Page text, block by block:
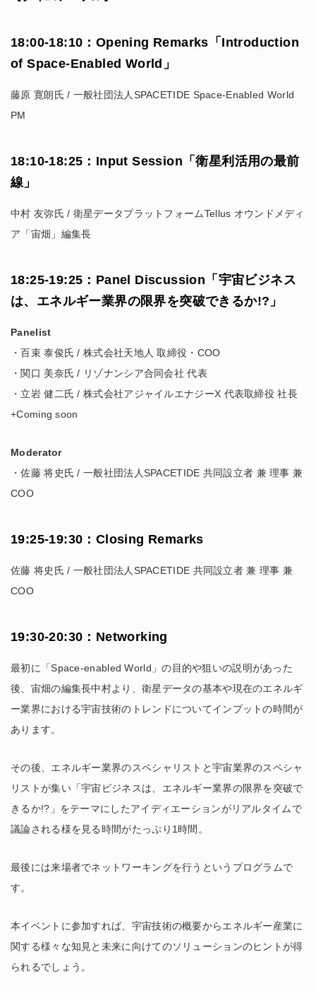
18:00-18:10：Opening Remarks「Introduction
of Space-Enabled World」
藤原 寛朗氏 / 一般社団法人SPACETIDE Space-Enabled World
PM
18:10-18:25：Input Session「衛星利活用の最前
線」
中村 友弥氏 / 衛星データプラットフォームTellus オウンドメディ
ア「宙畑」編集長
18:25-19:25：Panel Discussion「宇宙ビジネス
は、エネルギー業界の限界を突破できるか!?」
Panelist
・百束 泰俊氏 / 株式会社天地人 取締役・COO
・関口 美奈氏 / リゾナンシア合同会社 代表
・立岩 健二氏 / 株式会社アジャイルエナジーX 代表取締役 社長
+Coming soon
Moderator
・佐藤 将史氏 / 一般社団法人SPACETIDE 共同設立者 兼 理事 兼
COO
19:25-19:30：Closing Remarks
佐藤 将史氏 / 一般社団法人SPACETIDE 共同設立者 兼 理事 兼
COO
19:30-20:30：Networking
最初に「Space-enabled World」の目的や狙いの説明があった
後、宙畑の編集長中村より、衛星データの基本や現在のエネルギ
ー業界における宇宙技術のトレンドについてインプットの時間が
あります。
その後、エネルギー業界のスペシャリストと宇宙業界のスペシャ
リストが集い「宇宙ビジネスは、エネルギー業界の限界を突破で
きるか!?」をテーマにしたアイディエーションがリアルタイムで
議論される様を見る時間がたっぷり1時間。
最後には来場者でネットワーキングを行うというプログラムで
す。
本イベントに参加すれば、宇宙技術の概要からエネルギー産業に
関する様々な知見と未来に向けてのソリューションのヒントが得
られるでしょう。